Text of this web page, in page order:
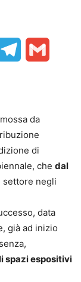
Telegram
da
di
che dal
settore negli
data
già ad inizio
spazi espositivi